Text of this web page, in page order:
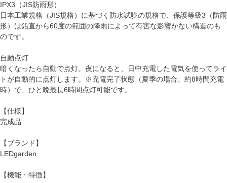
IPX3（JIS防雨形）
日本工業規格（JIS規格）に基づく防水試験の規格で、保護等級3（防雨
形）は鉛直から60度の範囲の降雨によって有害な影響がない構造のも
のです。
自動点灯
暗くなったら自動で点灯。夜になると、日中充電した電気を使ってライ
トが自動的に点灯します。※充電完了状態（夏季の場合、約8時間充電
時）で、ひと晩最長6時間点灯可能です。
【仕様】
完成品
【ブランド】
LEDgarden
【機能・特徴】